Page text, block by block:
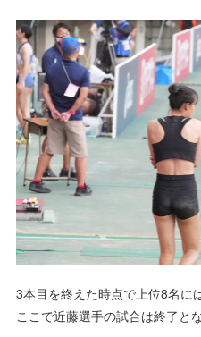
3本目を終えた時点で上位8名に
ここで近藤選手の試合は終了と